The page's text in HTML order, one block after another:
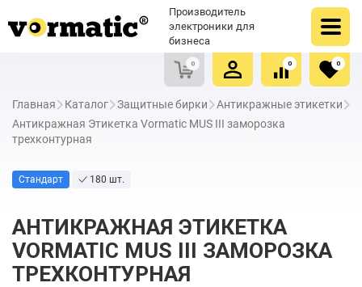
Производитель
электроники для
бизнеса
0
Очистить список сравнения
0
Очистить избранное
0
Главная Каталог Защитные бирки
Антикражные этикетки
Антикражная Этикетка Vormatic MUS III заморозка
трехконтурная
Стандарт 180 шт.
АНТИКРАЖНАЯ ЭТИКЕТКА
VORMATIC MUS III ЗАМОРОЗКА
ТРЕХКОНТУРНАЯ